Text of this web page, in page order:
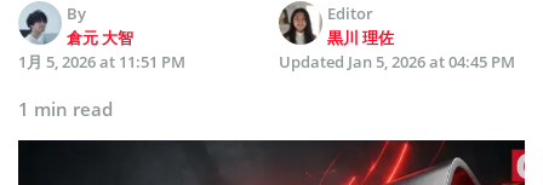
By
倉元 大智
Editor
黒川 理佐
1月 5, 2026 at 11:51 PM
Updated Jan 5, 2026 at 04:45 PM
1 min read